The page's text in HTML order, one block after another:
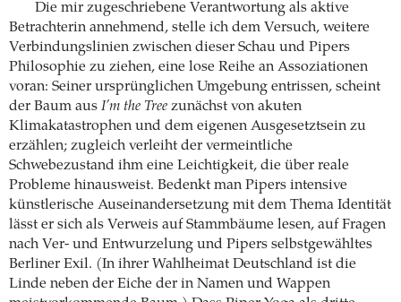
Die mir zugeschriebene Verantwortung als aktive
Betrachterin annehmend, stelle ich dem Versuch, weitere
Verbindungslinien zwischen dieser Schau und Pipers
Philosophie zu ziehen, eine lose Reihe an Assoziationen
voran: Seiner ursprünglichen Umgebung entrissen, scheint
der Baum aus I’m the Tree zunächst von akuten
Klimakatastrophen und dem eigenen Ausgesetztsein zu
erzählen; zugleich verleiht der vermeintliche
Schwebezustand ihm eine Leichtigkeit, die über reale
Probleme hinausweist. Bedenkt man Pipers intensive
künstlerische Auseinandersetzung mit dem Thema Identität
lässt er sich als Verweis auf Stammbäume lesen, auf Fragen
nach Ver- und Entwurzelung und Pipers selbstgewähltes
Berliner Exil. (In ihrer Wahlheimat Deutschland ist die
Linde neben der Eiche der in Namen und Wappen